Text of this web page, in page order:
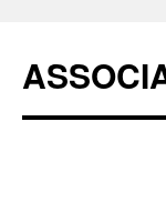
conteúdo